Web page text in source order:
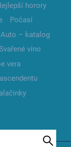
horory
Počasí
Auto – katalog
víno
vera